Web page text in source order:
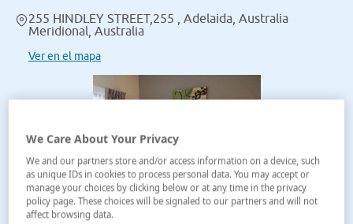
255 HINDLEY STREET,255 , Adelaida, Australia
Meridional, Australia
Ver en el mapa
We Care About Your Privacy
We and our partners store and/or access information on a device, such
as unique IDs in cookies to process personal data. You may accept or
manage your choices by clicking below or at any time in the privacy
policy page. These choices will be signaled to our partners and will not
affect browsing data.